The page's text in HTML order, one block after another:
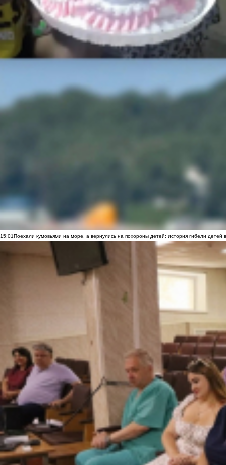
15:01Поехали кумовьями на море, а вернулись на похороны детей: история гибели детей